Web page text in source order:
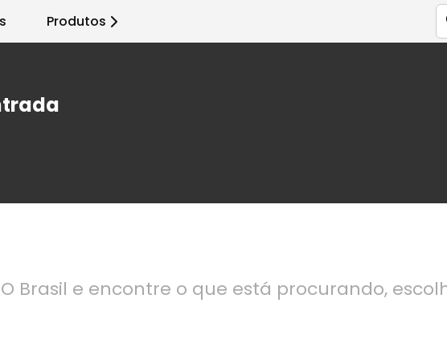
Produtos
Brasil e encontre o que está procurando,